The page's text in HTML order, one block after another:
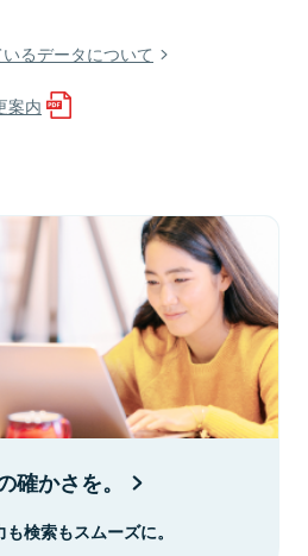
るデータについて
案内
確かさを。
検索もスムーズに。